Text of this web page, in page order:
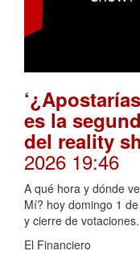
es la
del reality
2026 19:46
A qué hora y dónde
Mí? hoy domingo 1
y cierre de votaciones.
El Financiero